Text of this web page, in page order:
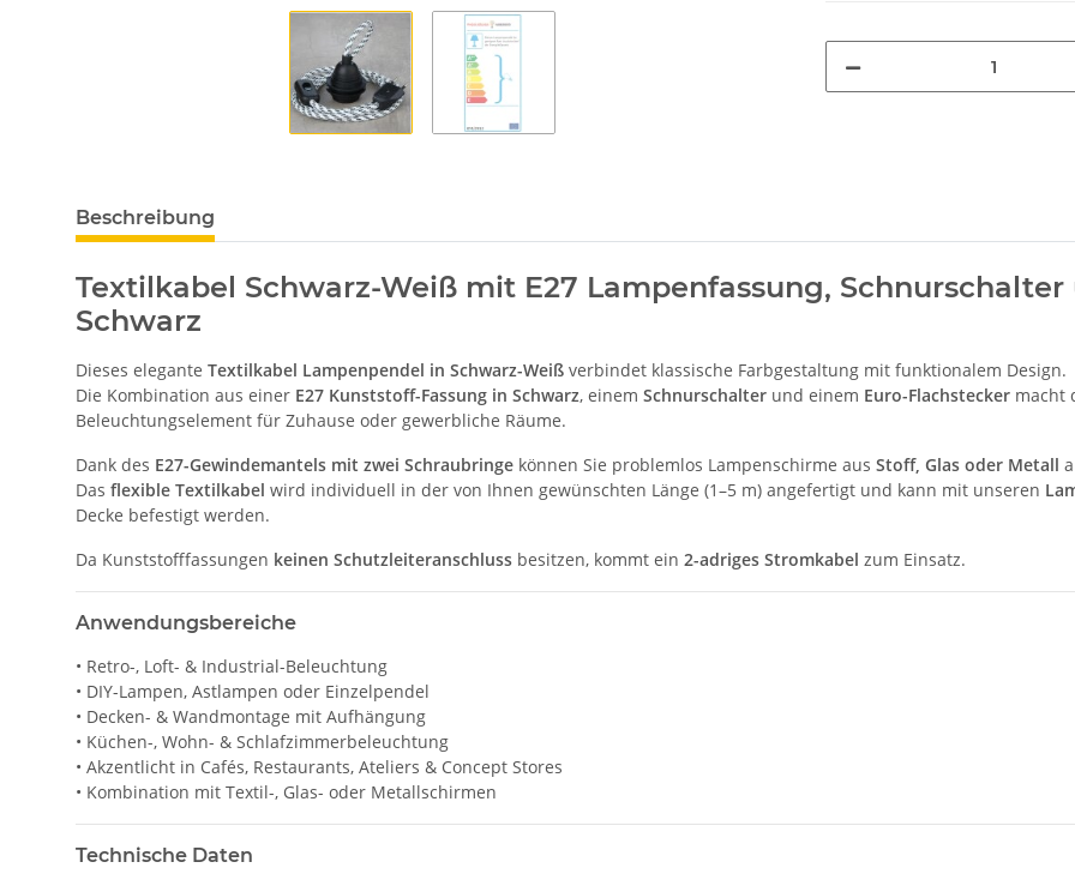
Beschreibung
Textilkabel Schwarz-Weiß mit E27 Lampenfassung,
Schwarz
Dieses elegante Textilkabel Lampenpendel in Schwarz-Weiß verbindet klassische Farbgestaltung mit funktionalem Design.
Die Kombination aus einer E27 Kunststoff-Fassung in Schwarz, einem Schnurschalter und einem Euro-Flachstecker macht
Beleuchtungselement für Zuhause oder gewerbliche Räume.
Dank des E27-Gewindemantels mit zwei Schraubringe können Sie problemlos Lampenschirme aus Stoff, Glas oder Metall
Das flexible Textilkabel wird individuell in der von Ihnen gewünschten Länge (1–5 m) angefertigt und kann mit unseren
Decke befestigt werden.
Da Kunststofffassungen keinen Schutzleiteranschluss besitzen, kommt ein 2-adriges Stromkabel zum Einsatz.
Anwendungsbereiche
• Retro-, Loft- & Industrial-Beleuchtung
• DIY-Lampen, Astlampen oder Einzelpendel
• Decken- & Wandmontage mit Aufhängung
• Küchen-, Wohn- & Schlafzimmerbeleuchtung
• Akzentlicht in Cafés, Restaurants, Ateliers & Concept Stores
• Kombination mit Textil-, Glas- oder Metallschirmen
Technische Daten